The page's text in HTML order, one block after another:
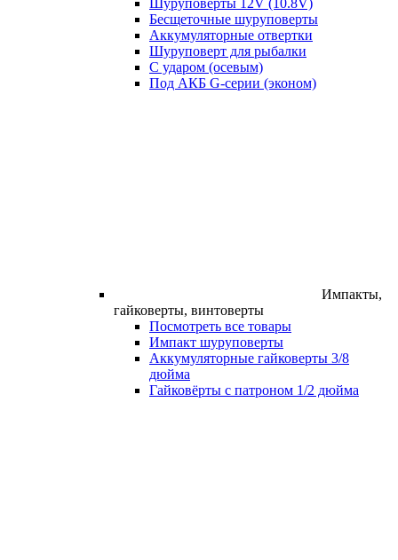
Шуруповерты 12V (10.8V)
Бесщеточные шуруповерты
Аккумуляторные отвертки
Шуруповерт для рыбалки
С ударом (осевым)
Под АКБ G-серии (эконом)
Импакты,
гайковерты, винтоверты
Посмотреть все товары
Импакт шуруповерты
Аккумуляторные гайковерты 3/8
дюйма
Гайковёрты с патроном 1/2 дюйма